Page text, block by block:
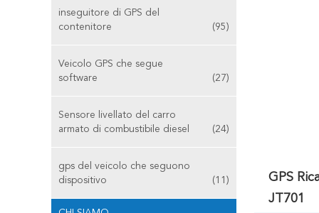
inseguitore di GPS del
contenitore
(95)
Veicolo GPS che segue
software
(27)
Sensore livellato del carro
armato di combustibile diesel
(24)
gps del veicolo che seguono
dispositivo
(11)
GPS
JT701